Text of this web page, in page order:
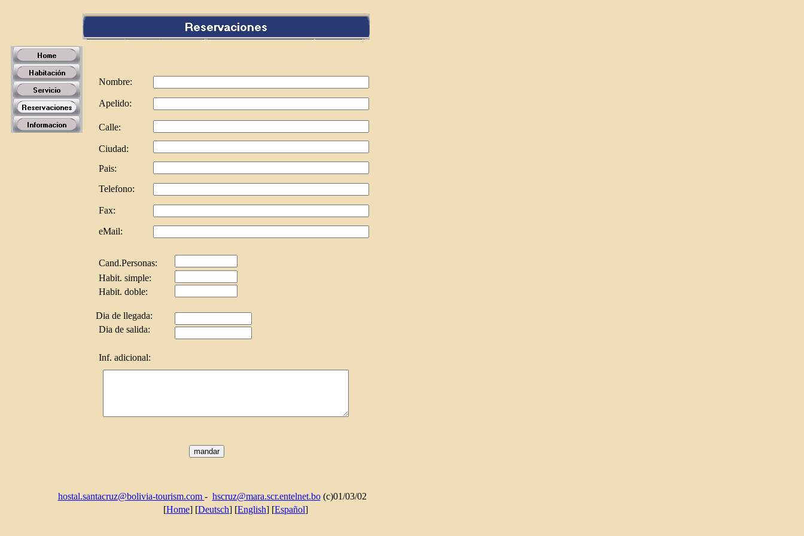
Nombre:
Apelido:
Calle:
Ciudad:
Pais:
Telefono:
Fax:
eMail:
Cand.Personas:
Habit. simple:
Habit. doble:
Dia de llegada:
Dia de salida:
Inf. adicional:
hostal.santacruz@bolivia-tourism.com - hscruz@mara.scr.entelnet.bo(c)01/03/02
[Home] [Deutsch] [English] [Español]